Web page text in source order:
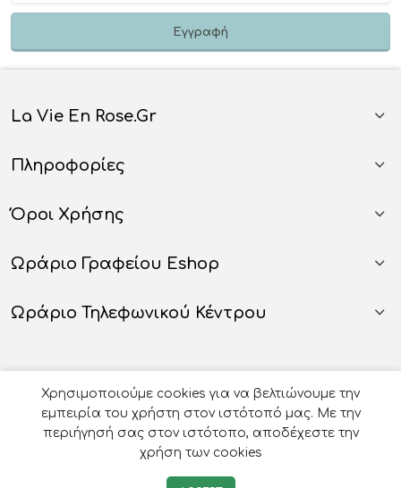
La Vie En Rose.gr
Πληροφορίες
Όροι Χρήσης
Ωράριο Γραφείου Eshop
Ωράριο Τηλεφωνικού Κέντρου
Οργάνωση Γάμου Βάπτισης - La Vie en Rose
Χρησιμοποιούμε cookies για να βελτιώνουμε την
εμπειρία του χρήστη στον ιστότοπό μας. Με την
περιήγησή σας στον ιστότοπο, αποδέχεστε την
χρήση των cookies